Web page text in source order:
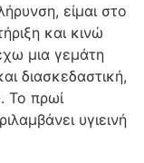
είμαι στο
και κινώ
μια γεμάτη
διασκεδαστική,
Το πρωί
υγιεινή